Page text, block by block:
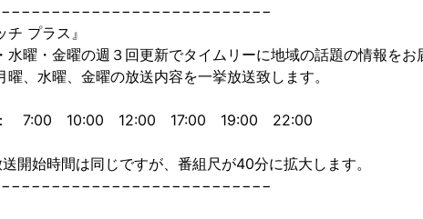
チ プラス』
水曜・金曜の週３回更新でタイムリーに地域の話題の情報をお
曜、水曜、金曜の放送内容を一挙放送致します。
： 7:00 10:00 12:00 17:00 19:00 22:00
開始時間は同じですが、番組尺が40分に拡大します。